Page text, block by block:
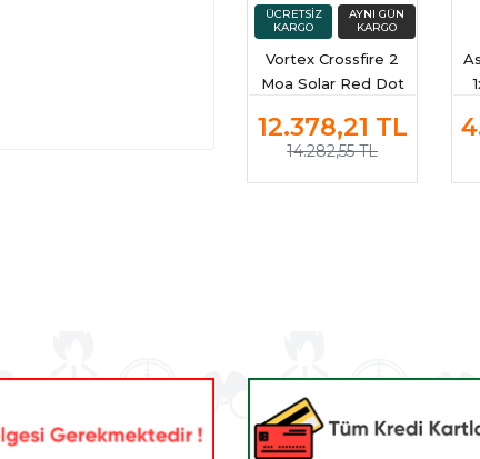
Vortex Crossfire 2
Moa Solar Red Dot
12.378,21 TL
14.282,55 TL